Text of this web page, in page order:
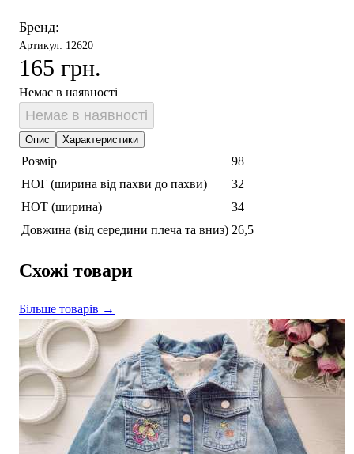
Бренд:
Артикул: 12620
165 грн.
Немає в наявності
Немає в наявності
Опис Характеристики
Розмір
98
НОГ (ширина від пахви до пахви)
32
НОТ (ширина)
34
Довжина (від середини плеча та вниз) 26,5
Схожі товари
Більше товарів →